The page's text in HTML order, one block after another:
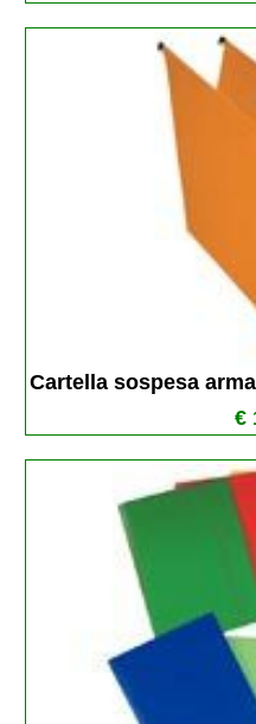
Cartella sospesa
€